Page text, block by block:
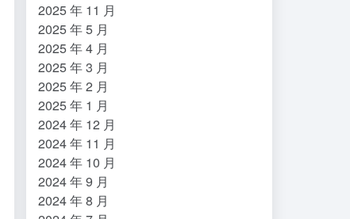
2025 年 11 月
2025 年 5 月
2025 年 4 月
2025 年 3 月
2025 年 2 月
2025 年 1 月
2024 年 12 月
2024 年 11 月
2024 年 10 月
2024 年 9 月
2024 年 8 月